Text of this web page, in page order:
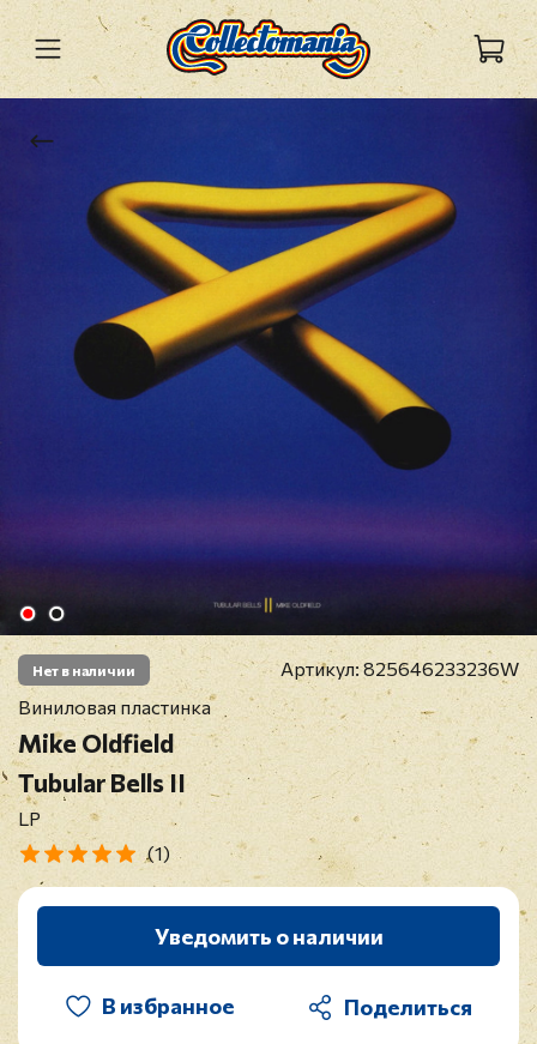
Нет в наличии Артикул: 825646233236W
Виниловая пластинка
Mike Oldfield
Tubular Bells II
LP
(1)
Уведомить о наличии
В избранное